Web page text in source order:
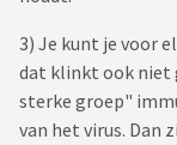
3) Je kunt je voor
dat klinkt ook niet
sterke groep"
van het virus. Dan